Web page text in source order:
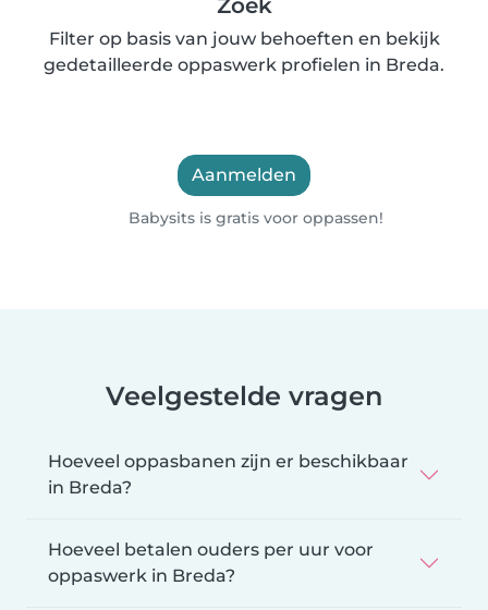
Zoek
Filter op basis van jouw behoeften en bekijk
gedetailleerde oppaswerk profielen in Breda.
Aanmelden
Babysits is gratis voor oppassen!
Veelgestelde vragen
Hoeveel oppasbanen zijn er beschikbaar
in Breda?
Hoeveel betalen ouders per uur voor
oppaswerk in Breda?